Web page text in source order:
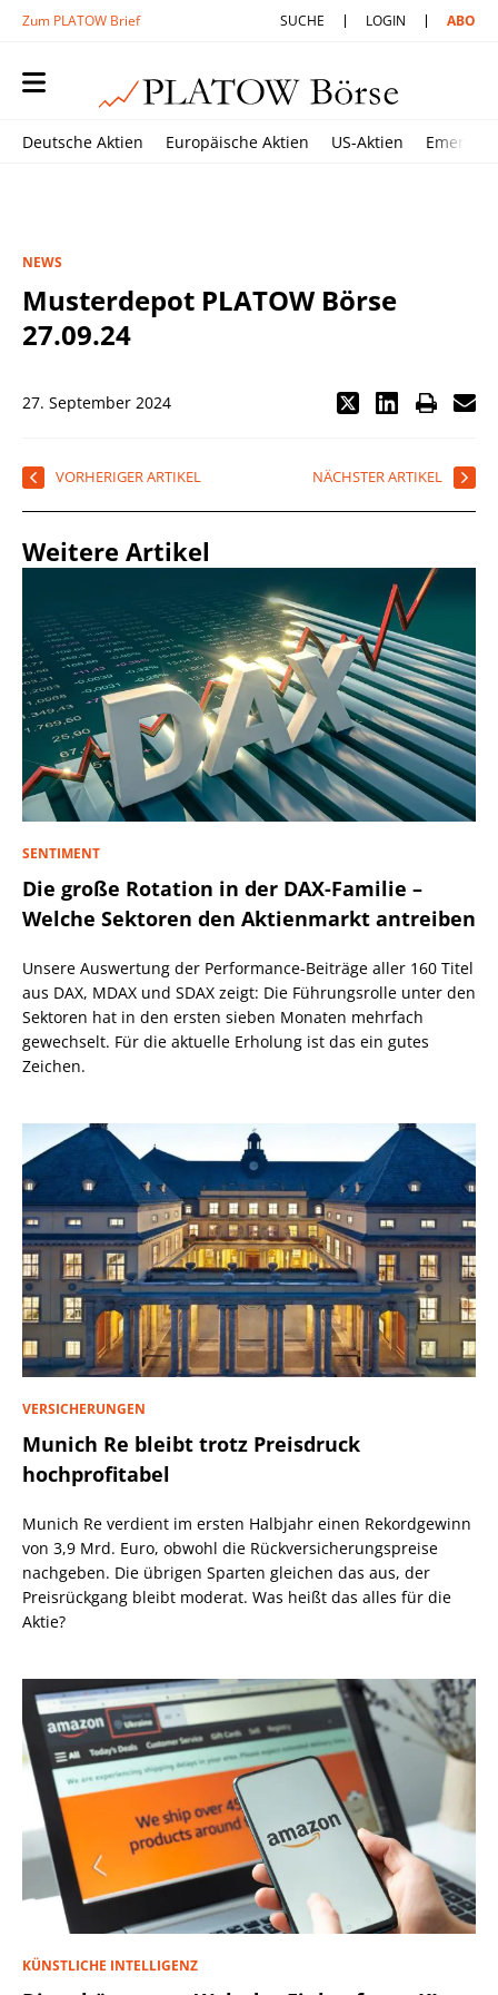
Zum PLATOW Brief SUCHE LOGIN ABO
Deutsche Aktien Europäische Aktien US-Aktien
NEWS
Musterdepot PLATOW Börse
27.09.24
27. September 2024
VORHERIGER ARTIKEL NÄCHSTER ARTIKEL
Weitere Artikel
SENTIMENT
Die große Rotation in der DAX-Familie –
Welche Sektoren den Aktienmarkt antreiben
Unsere Auswertung der Performance-Beiträge aller 160 Titel
aus DAX, MDAX und SDAX zeigt: Die Führungsrolle unter den
Sektoren hat in den ersten sieben Monaten mehrfach
gewechselt. Für die aktuelle Erholung ist das ein gutes
Zeichen.
VERSICHERUNGEN
Munich Re bleibt trotz Preisdruck
hochprofitabel
Munich Re verdient im ersten Halbjahr einen Rekordgewinn
von 3,9 Mrd. Euro, obwohl die Rückversicherungspreise
nachgeben. Die übrigen Sparten gleichen das aus, der
Preisrückgang bleibt moderat. Was heißt das alles für die
Aktie?
KÜNSTLICHE INTELLIGENZ